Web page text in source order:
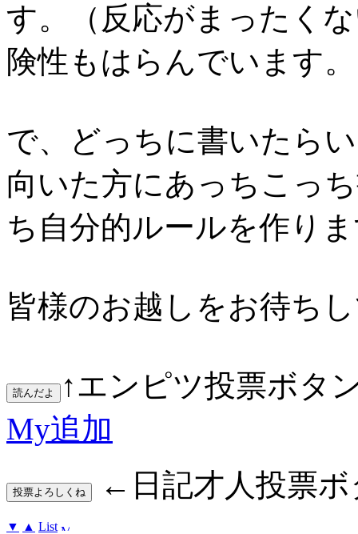
す。（反応がまったく
険性もはらんでいます
で、どっちに書いたら
向いた方にあっちこっ
ち自分的ルールを作り
皆様のお越しをお待ち
↑エンピツ投票ボタ
My追加
←日記才人投票ボ
▼ ▲ List